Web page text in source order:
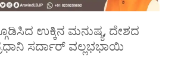
ಉಕ್ಕಿನ ಮನುಷ್ಯ, ದೇಶದ
ಸರ್ದಾರ್ ವಲ್ಲಭಭಾಯಿ